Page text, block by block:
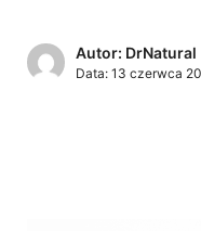
Autor: DrNatural
Data: 13 czerwca